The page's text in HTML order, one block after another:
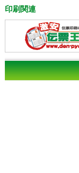
印刷関連